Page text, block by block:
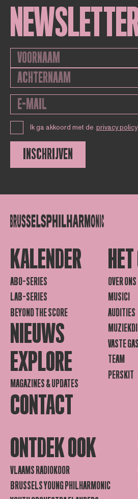
Ik ga akkoord met de privacy policy
INSCHRIJVEN
KALENDER
ABO-SERIES
LAB-SERIES
BEYOND THE SCORE
NIEUWS
EXPLORE
MAGAZINES & UPDATES
CONTACT
OVER ONS
MUSICI
AUDITIES
VASTE
TEAM
PERSKIT
ONTDEK OOK
VLAAMS RADIOKOOR
BRUSSELS YOUNG PHILHARMONIC